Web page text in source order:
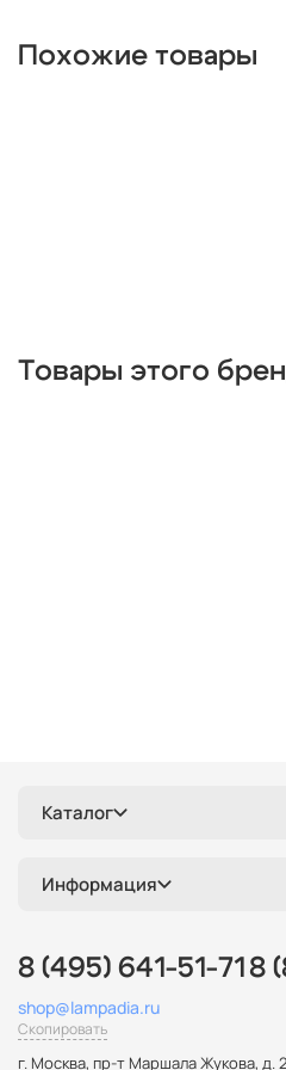
Похожие товары
Товары этого
Каталог
Информация
8 (495) 641-51-71 8
shop@lampadia.ru
Скопировать
г. Москва, пр-т Маршала Жукова, д.